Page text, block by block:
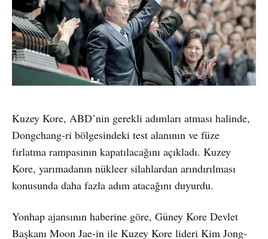
Kuzey Kore, ABD’nin gerekli adımları atması halinde,
Dongchang-ri bölgesindeki test alanının ve füze
fırlatma rampasının kapatılacağını açıkladı. Kuzey
Kore, yarımadanın nükleer silahlardan arındırılması
konusunda daha fazla adım atacağını duyurdu.
Yonhap ajansının haberine göre, Güney Kore Devlet
Başkanı Moon Jae-in ile Kuzey Kore lideri Kim Jong-